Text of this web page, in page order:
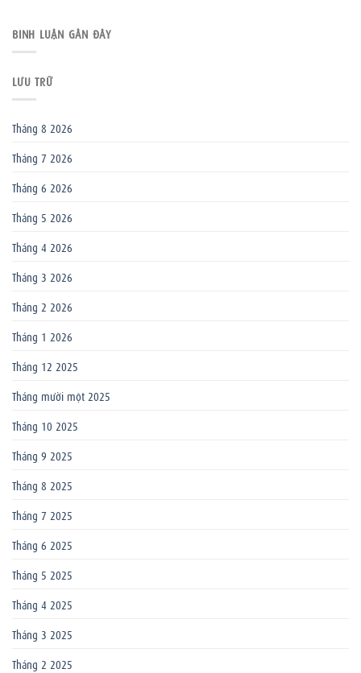
BÌNH LUẬN GẦN ĐÂY
LƯU TRỮ
Tháng 8 2026
Tháng 7 2026
Tháng 6 2026
Tháng 5 2026
Tháng 4 2026
Tháng 3 2026
Tháng 2 2026
Tháng 1 2026
Tháng 12 2025
Tháng mười một 2025
Tháng 10 2025
Tháng 9 2025
Tháng 8 2025
Tháng 7 2025
Tháng 6 2025
Tháng 5 2025
Tháng 4 2025
Tháng 3 2025
Tháng 2 2025